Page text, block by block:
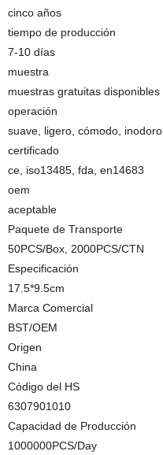
cinco años
tiempo de producción
7-10 días
muestra
muestras gratuitas disponibles
operación
suave, ligero, cómodo, inodoro.
certificado
ce, iso13485, fda, en14683
oem
aceptable
Paquete de Transporte
50PCS/Box, 2000PCS/CTN
Especificación
17.5*9.5cm
Marca Comercial
BST/OEM
Origen
China
Código del HS
6307901010
Capacidad de Producción
1000000PCS/Day